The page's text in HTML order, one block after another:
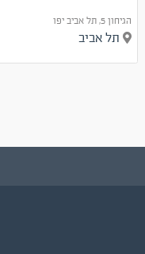
הגיחון 5, תל אביב יפו
תל אביב